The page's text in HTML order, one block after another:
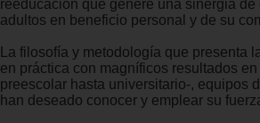
reeducación que genere una sinergia
adultos en beneficio personal y de su
La filosofía y metodología que presenta
en práctica con magníficos resultados
preescolar hasta universitario-, equipos
han deseado conocer y emplear su